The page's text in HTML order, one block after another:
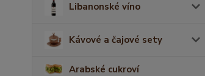
Libanonské víno
Kávové a čajové sety
Arabské cukroví